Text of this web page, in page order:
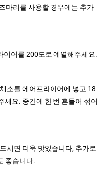
마리를 사용할 경우에는 추가
이어를 200도로 예열해주세요.
소를 에어프라이어에 넣고 18
세요. 중간에 한 번 흔들어 섞어
시면 더욱 맛있습니다, 추가로
좋습니다.